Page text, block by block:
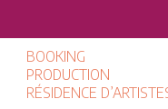
BOOKING
PRODUCTION
RÉSIDENCE